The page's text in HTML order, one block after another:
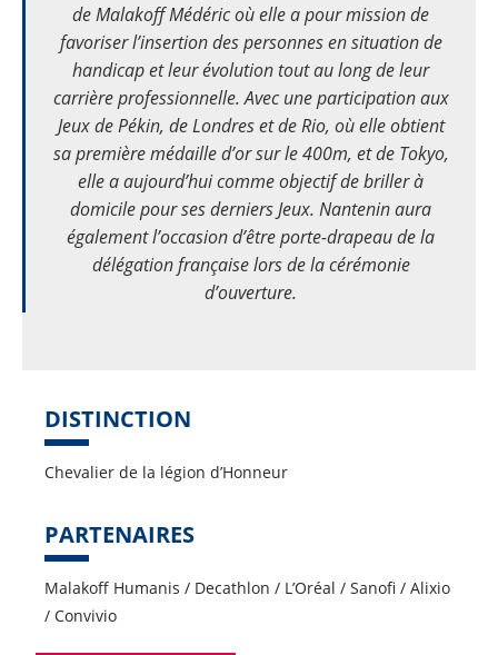
de Malakoff Médéric où elle a pour mission de
favoriser l’insertion des personnes en situation de
handicap et leur évolution tout au long de leur
carrière professionnelle. Avec une participation aux
Jeux de Pékin, de Londres et de Rio, où elle obtient
sa première médaille d’or sur le 400m, et de Tokyo,
elle a aujourd’hui comme objectif de briller à
domicile pour ses derniers Jeux. Nantenin aura
également l’occasion d’être porte-drapeau de la
délégation française lors de la cérémonie
d’ouverture.
DISTINCTION
Chevalier de la légion d’Honneur
PARTENAIRES
Malakoff Humanis / Decathlon / L’Oréal / Sanofi / Alixio
/ Convivio